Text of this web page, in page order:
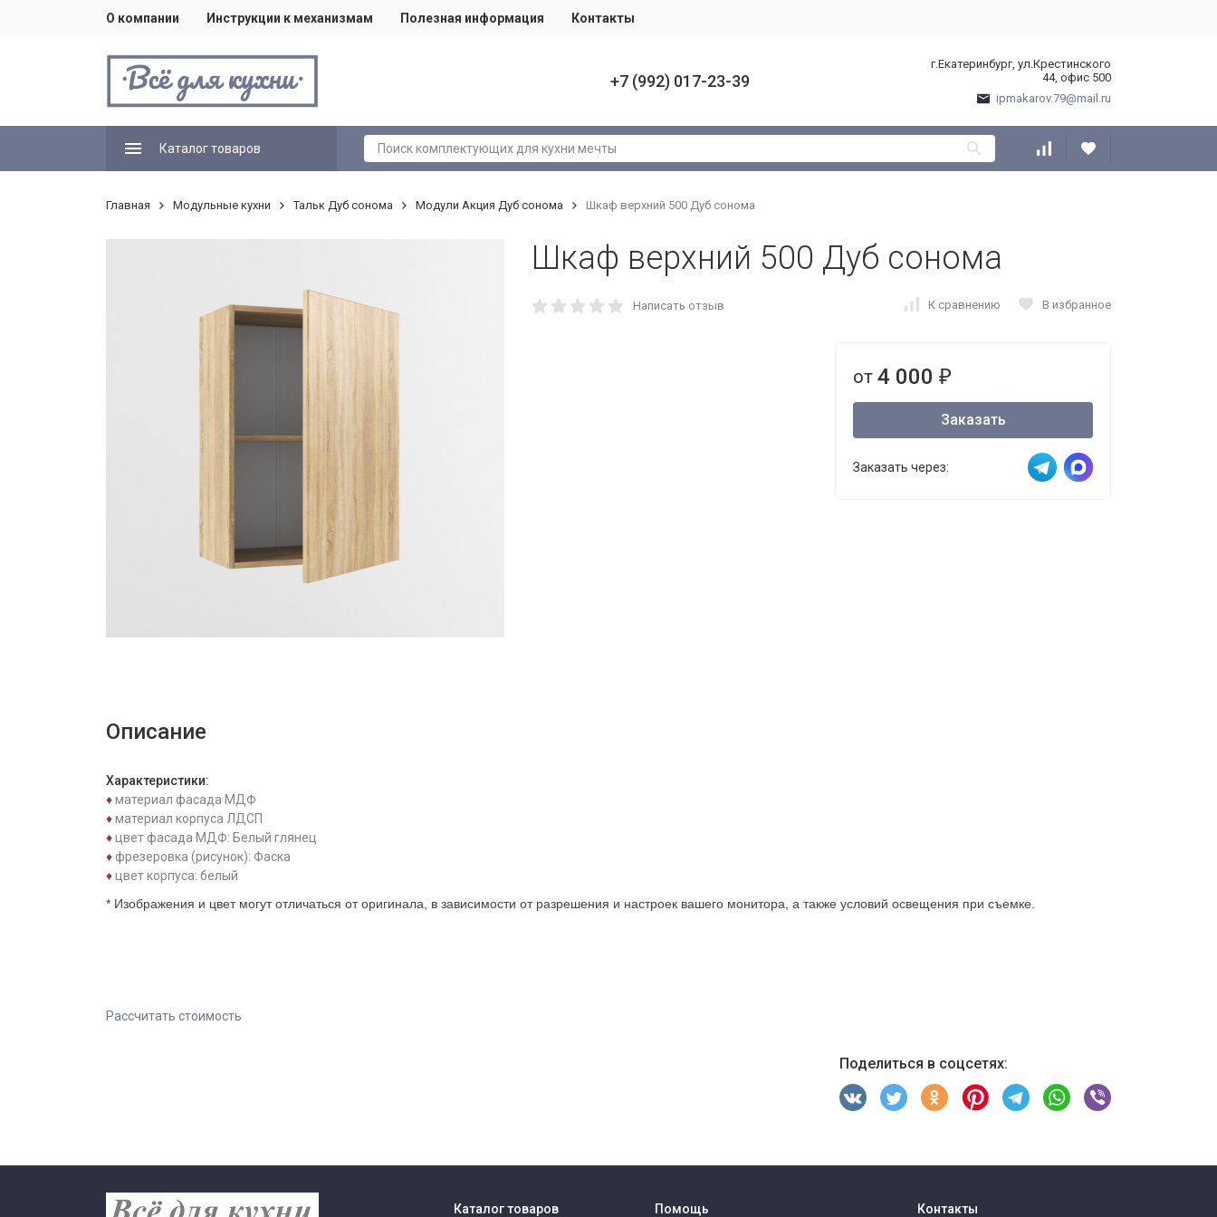
О компании Инструкции к механизмам Полезная информация Контакты
+7 (992) 017-23-39
г.Екатеринбург, ул.Крестинского
44, офис 500
ipmakarov.79@mail.ru
Каталог товаров
Главная Модульные кухни Тальк Дуб сонома Модули Акция Дуб сонома Шкаф верхний 500 Дуб сонома
Шкаф верхний 500 Дуб сонома
Написать отзыв К сравнению В избранное
от 4 000 ₽
Заказать
Заказать через:
Описание
Характеристики:
♦материал фасада МДФ
♦материал корпуса ЛДСП
♦цвет фасада МДФ: Белый глянец
♦фрезеровка (рисунок): Фаска
♦цвет корпуса: белый
* Изображения и цвет могут отличаться от оригинала, в зависимости от разрешения и настроек вашего монитора, а также условий освещения при съемке.
Рассчитать стоимость
Поделиться в соцсетях:
Каталог товаров Помощь Контакты